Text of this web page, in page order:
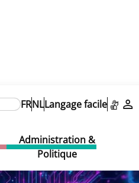
FRNLLangage facile
Administration &
Politique